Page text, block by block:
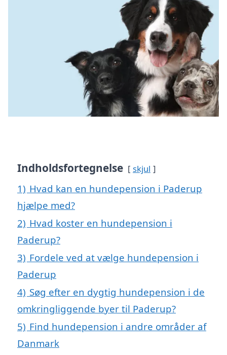
Indholdsfortegnelse skjul
1) Hvad kan en hundepension i Paderup
hjælpe med?
2) Hvad koster en hundepension i
Paderup?
3) Fordele ved at vælge hundepension i
Paderup
4) Søg efter en dygtig hundepension i de
omkringliggende byer til Paderup?
5) Find hundepension i andre områder af
Danmark